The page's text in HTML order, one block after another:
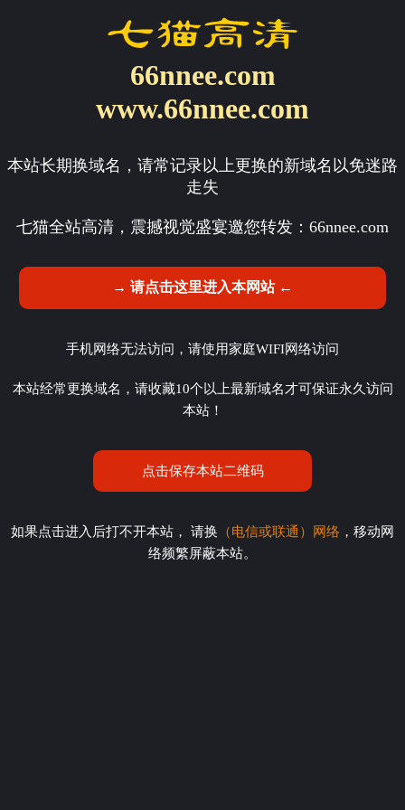
66nnee.com
www.66nnee.com
本站长期换域名，请常记录以上更换的新域名以免迷路
走失
七猫全站高清，震撼视觉盛宴邀您转发： 66nnee.com
→ 请点击这里进入本网站 ←
手机网络无法访问，请使用家庭WIFI网络访问
本站经常更换域名，请收藏10个以上最新域名才可保证永久访问
本站！
点击保存本站二维码
如果点击进入后打不开本站， 请换 （电信或联通）网络 ，移动网
络频繁屏蔽本站。